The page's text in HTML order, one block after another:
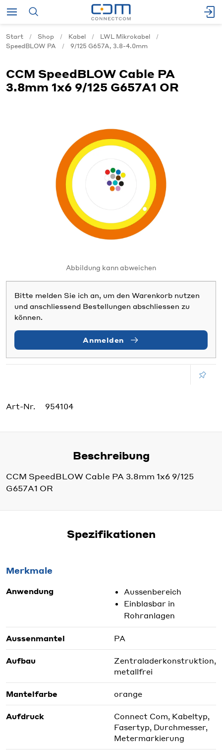
Start Shop Kabel
LWL Mikrokabel
SpeedBLOW PA
9/125 G657A, 3.8-4.0mm
CCM SpeedBLOW Cable PA
3.8mm 1x6 9/125 G657A1 OR
Abbildung kann abweichen
Bitte melden Sie ich an, um den Warenkorb nutzen
und anschliessend Bestellungen abschliessen zu
können.
Anmelden
Art-Nr. 954104
Beschreibung
CCM SpeedBLOW Cable PA 3.8mm 1x6 9/125
G657A1 OR
Spezifikationen
Merkmale
Anwendung
Aussenbereich
Einblasbar in
Rohranlagen
Aussenmantel PA
Aufbau
Zentraladerkonstruktion,
metallfrei
Mantelfarbe orange
Aufdruck
Connect Com, Kabeltyp,
Fasertyp, Durchmesser,
Metermarkierung